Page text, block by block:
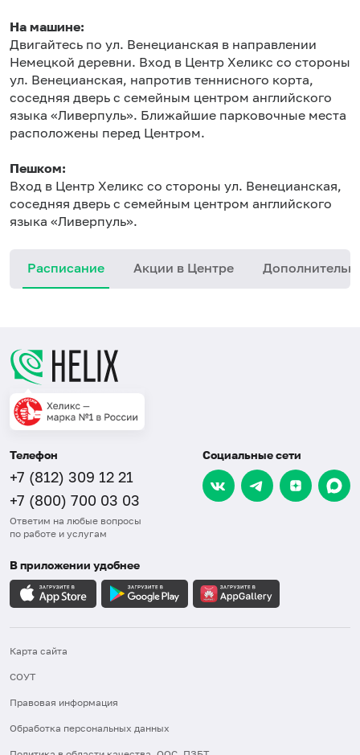
На машине:
Двигайтесь по ул. Венецианская в направлении
Немецкой деревни. Вход в Центр Хеликс со стороны
ул. Венецианская, напротив теннисного корта,
соседняя дверь с семейным центром английского
языка «Ливерпуль». Ближайшие парковочные места
расположены перед Центром.
Пешком:
Вход в Центр Хеликс со стороны ул. Венецианская,
соседняя дверь с семейным центром английского
языка «Ливерпуль».
Расписание Акции в Центре
Телефон
+7 (812) 309 12 21
+7 (800) 700 03 03
Ответим на любые вопросы
по работе и услугам
Социальные сети
В приложении удобнее
Карта сайта
СОУТ
Правовая информация
Обработка персональных данных